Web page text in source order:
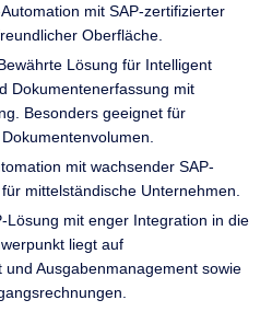
mit SAP-zertifizierter
Oberfläche.
Lösung für Intelligent
Dokumentenerfassung mit
Besonders geeignet für
mit wachsender SAP-
mittelständische Unternehmen.
Lösung mit enger Integration in die
liegt auf
Ausgabenmanagement sowie